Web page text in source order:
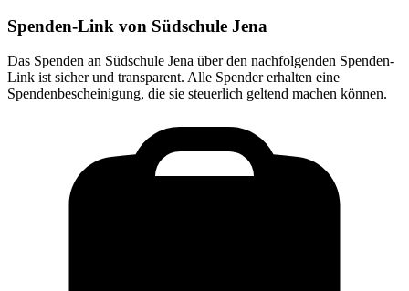
Spenden-Link von Südschule Jena
Das Spenden an Südschule Jena über den nachfolgenden Spenden-
Link ist sicher und transparent. Alle Spender erhalten eine
Spendenbescheinigung, die sie steuerlich geltend machen können.